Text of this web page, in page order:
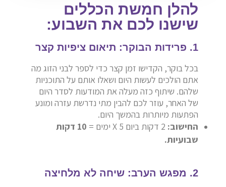
להלן חמשת הכללים
שישנו לכם את השבוע:
1. פרידות הבוקר: תיאום ציפיות קצר
בכל בוקר, הקדישו זמן קצר כדי לספר לבני הזוג מה
אתם הולכים לעשות היום ושאלו אותם על התוכניות
שלהם. שיתוף כזה מעלה את המודעות לסדר היום
של האחר, עוזר לכם להבין מתי נדרשת עזרה ומונע
הפתעות מיותרות בהמשך היום.
החישוב:
10 דקות
שבועיות.
2. מפגש הערב: שיחה לא מלחיצה